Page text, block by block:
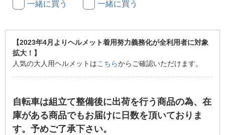
一緒に買う 一緒に買う
【2023年4月よりヘルメット着用努力義務化が全利用者に対象
拡大！】
人気の大人用ヘルメットはこちらからご確認いただけます。
自転車は組立て整備後に出荷を行う商品の為、在
庫がある商品でもお届けに日数を頂いておりま
す。予めご了承下さい。